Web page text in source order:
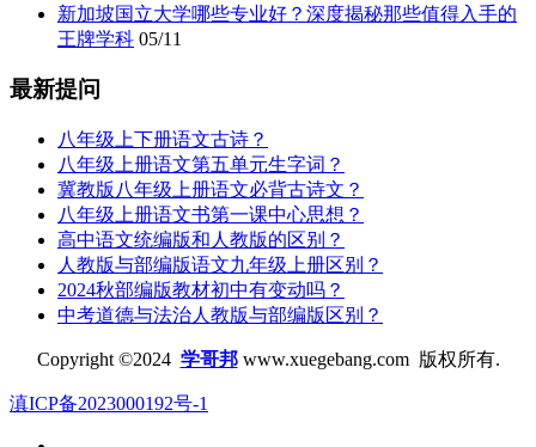
新加坡国立大学哪些专业好？深度揭秘那些值得入手的
王牌学科 05/11
最新提问
八年级上下册语文古诗？
八年级上册语文第五单元生字词？
冀教版八年级上册语文必背古诗文？
八年级上册语文书第一课中心思想？
高中语文统编版和人教版的区别？
人教版与部编版语文九年级上册区别？
2024秋部编版教材初中有变动吗？
中考道德与法治人教版与部编版区别？
Copyright ©2024 学哥邦www.xuegebang.com 版权所有.
滇ICP备2023000192号-1